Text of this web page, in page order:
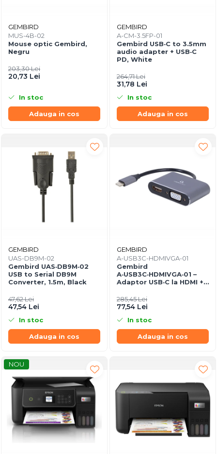
GEMBIRD
MUS-4B-02
Mouse optic Gembird,
Negru
203,30 Lei
20,73 Lei
In stoc
Adauga in cos
GEMBIRD
A-CM-3.5FP-01
Gembird USB‑C to 3.5mm
audio adapter + USB‑C
PD, White
264,71 Lei
31,78 Lei
In stoc
Adauga in cos
GEMBIRD
UAS-DB9M-02
Gembird UAS‑DB9M‑02
USB to Serial DB9M
Converter, 1.5m, Black
47,62 Lei
47,54 Lei
In stoc
Adauga in cos
GEMBIRD
A-USB3C-HDMIVGA-01
Gembird
A‑USB3C‑HDMIVGA‑01 –
Adaptor USB‑C la HDMI +
285,45 Lei
77,54 Lei
In stoc
Adauga in cos
NOU